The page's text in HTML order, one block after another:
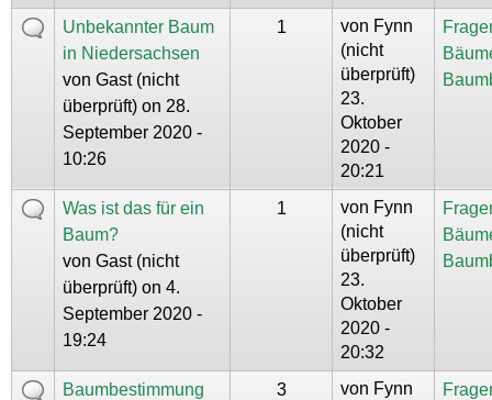
Unbekannter Baum
in Niedersachsen
von Gast (nicht
überprüft) on 28.
September 2020 -
10:26
1 von Fynn
(nicht
überprüft)
23.
Oktober
2020 -
20:21
Was ist das für ein
Baum?
von Gast (nicht
überprüft) on 4.
September 2020 -
19:24
1 von Fynn
(nicht
überprüft)
23.
Oktober
2020 -
20:32
Baumbestimmung
3 von Fynn